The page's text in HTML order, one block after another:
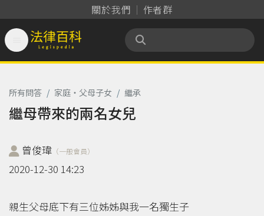
關於我們 作者群
法律百科 Legispedia
所有問答 / 家庭‧父母子女 / 繼承
繼母帶來的兩名女兒
曾俊瑋 （一般會員）
2020-12-30 14:23
親生父母底下有三位姊姊與我一名獨生子